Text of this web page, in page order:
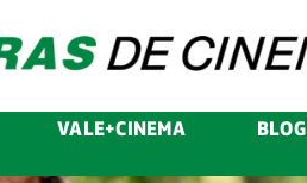
VALE+CINEMA BLOG